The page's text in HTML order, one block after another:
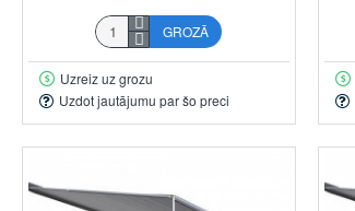
GROZĀ
Uzreiz uz grozu
Uzdot jautājumu par šo preci